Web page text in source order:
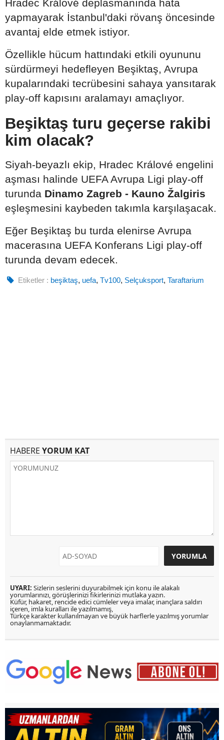
Hradec Králové deplasmanında hata
yapmayarak İstanbul'daki rövanş öncesinde
avantaj elde etmek istiyor.
Özellikle hücum hattındaki etkili oyununu
sürdürmeyi hedefleyen Beşiktaş, Avrupa
kupalarındaki tecrübesini sahaya yansıtarak
play-off kapısını aralamayı amaçlıyor.
Beşiktaş turu geçerse rakibi
kim olacak?
Siyah-beyazlı ekip, Hradec Králové engelini
aşması halinde UEFA Avrupa Ligi play-off
turunda Dinamo Zagreb - Kauno Žalgiris
eşleşmesini kaybeden takımla karşılaşacak.
Eğer Beşiktaş bu turda elenirse Avrupa
macerasına UEFA Konferans Ligi play-off
turunda devam edecek.
Etiketler : beşiktaş, uefa,Tv100, Selçuksport,Taraftarium
HABERE YORUM KAT
UYARI: Sizlerin seslerini duyurabilmek için konu ile alakalı
yorumlarınızı, görüşlerinizi fikirlerinizi mutlaka yazın.
Küfür, hakaret, rencide edici cümleler veya imalar, inançlara saldırı
içeren, imla kuralları ile yazılmamış,
Türkçe karakter kullanılmayan ve büyük harflerle yazılmış yorumlar
onaylanmamaktadır.